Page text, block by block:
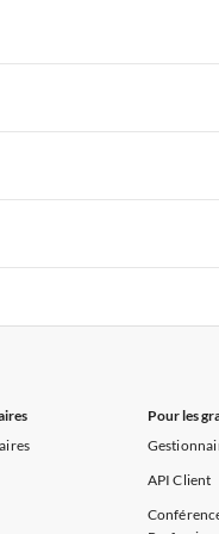
à Sud de la France
à Sud de la France
à Sud de la France
à Sud de la France
Pour les
API Client